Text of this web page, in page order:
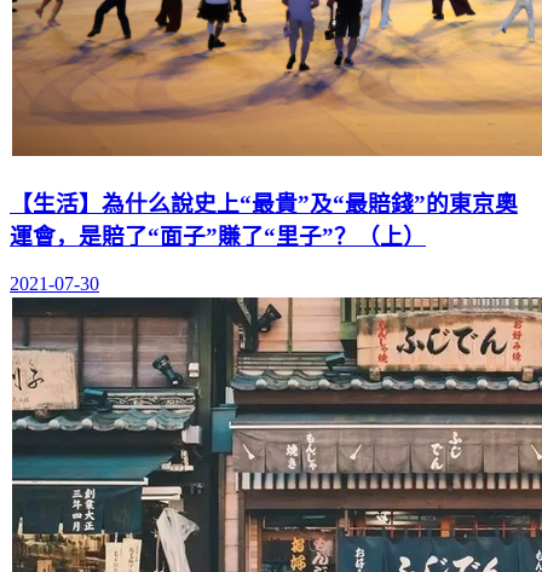
【生活】為什么說史上“最貴”及“最賠錢”的東京奧
運會，是賠了“面子”賺了“里子”？（上）
2021-07-30